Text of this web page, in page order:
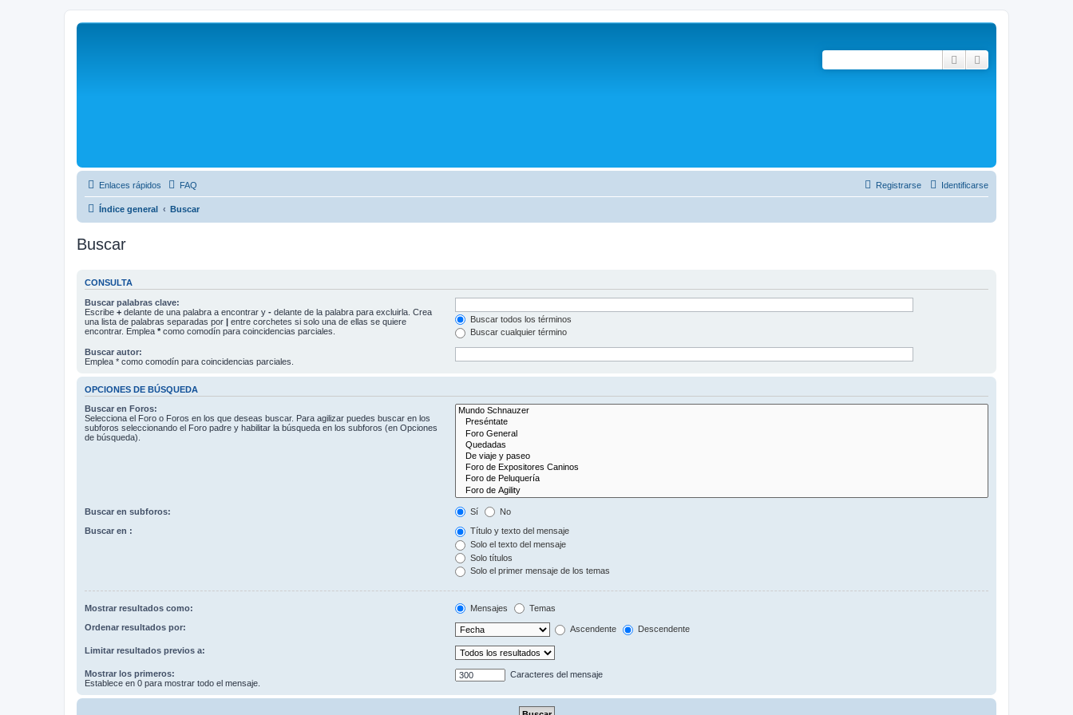
Buscar
Enlaces rápidos FAQ Identificarse
Registrarse
Índice general Buscar
Buscar
CONSULTA
Buscar palabras clave:
Escribe + delante de una palabra a encontrar y - delante de la palabra para excluirla. Crea
una lista de palabras separadas por | entre corchetes si solo una de ellas se quiere
encontrar. Emplea * como comodín para coincidencias parciales.
Buscar todos los términos
Buscar cualquier término
Buscar autor:
Emplea * como comodín para coincidencias parciales.
OPCIONES DE BÚSQUEDA
Buscar en Foros:
Selecciona el Foro o Foros en los que deseas buscar. Para agilizar puedes buscar en los
subforos seleccionando el Foro padre y habilitar la búsqueda en los subforos (en Opciones
de búsqueda).
Buscar en subforos: Sí No
Buscar en :
Título y texto del mensaje
Solo el texto del mensaje
Solo títulos
Solo el primer mensaje de los temas
Mostrar resultados como: Mensajes Temas
Ordenar resultados por: Ascendente Descendente
Limitar resultados previos a:
Mostrar los primeros:
Establece en 0 para mostrar todo el mensaje.
Caracteres del mensaje